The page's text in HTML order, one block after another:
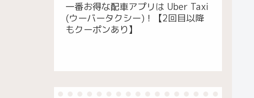
一番お得な配車アプリは Uber Taxi
(ウーバータクシー)！【2回目以降
もクーポンあり】